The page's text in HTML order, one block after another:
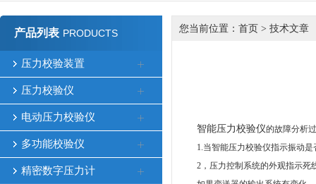
产品列表 PRODUCTS
压力校验装置
压力校验仪
电动压力校验仪
多功能校验仪
精密数字压力计
您当前位置： 首页 > 技术文章
智能压力校验仪的故障分析
1.当智能压力校验仪指示振动
2，压力控制系统的外观指示死